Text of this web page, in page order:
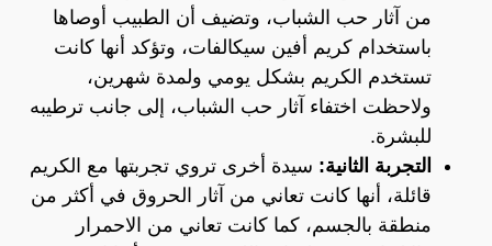
من آثار حب الشباب، وتضيف أن الطبيب أوصاها
باستخدام كريم أفين سيكالفات، وتؤكد أنها كانت
تستخدم الكريم بشكل يومي ولمدة شهرين،
ولاحظت اختفاء آثار حب الشباب، إلى جانب ترطيبه
للبشرة.
التجربة الثانية: سيدة أخرى تروي تجربتها مع الكريم
قائلة، أنها كانت تعاني من آثار الحروق في أكثر من
منطقة بالجسم، كما كانت تعاني من الاحمرار